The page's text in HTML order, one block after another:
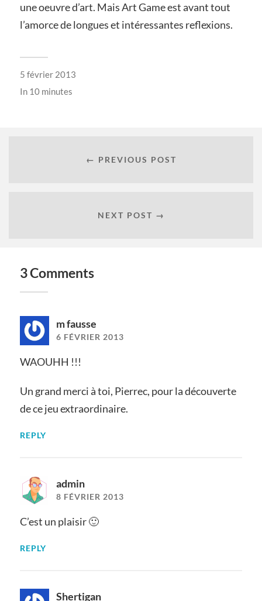
une oeuvre d’art. Mais Art Game est avant tout
l’amorce de longues et intéressantes reflexions.
5 février 2013
In 10 minutes
← PREVIOUS POST
NEXT POST →
3 Comments
m fausse
6 FÉVRIER 2013
WAOUHH !!!
Un grand merci à toi, Pierrec, pour la découverte
de ce jeu extraordinaire.
REPLY
admin
8 FÉVRIER 2013
C’est un plaisir 🙂
REPLY
Shertigan